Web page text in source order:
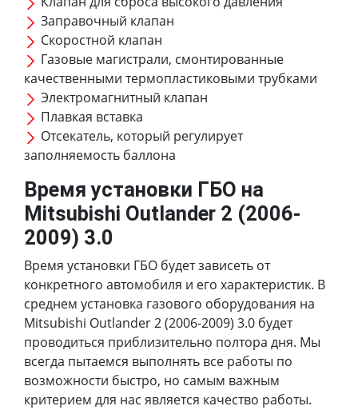
Заправочный клапан
Скоростной клапан
Газовые магистрали, смонтированные
качественными термопластиковыми трубками
Электромагнитный клапан
Плавкая вставка
Отсекатель, который регулирует
заполняемость баллона
Время установки ГБО на
Mitsubishi Outlander 2 (2006-
2009) 3.0
Время установки ГБО будет зависеть от
конкретного автомобиля и его характеристик. В
среднем установка газового оборудования на
Mitsubishi Outlander 2 (2006-2009) 3.0 будет
проводиться приблизительно полтора дня. Мы
всегда пытаемся выполнять все работы по
возможности быстро, но самым важным
критерием для нас является качество работы.